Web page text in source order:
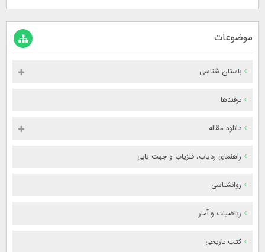
موضوعات
باستان شناسی
ترفندها
دانلود مقاله
راهنمای ردیاب، فلزیاب و جهت یابی
روانشناسی
ریاضیات و آمار
کتب تاریخی